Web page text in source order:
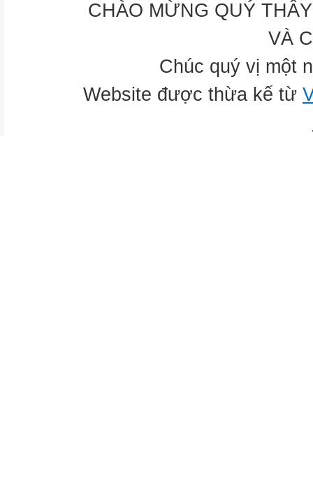
CHÀO MỪNG QUÝ
VÀ
Chúc quý vị một
Website được thừa kế từ